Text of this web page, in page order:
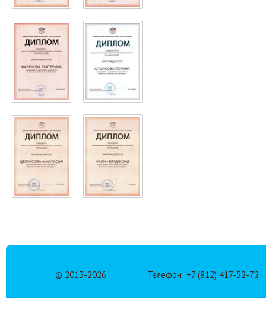
© 2013-2026 Телефон: +7 (812) 417-52-72